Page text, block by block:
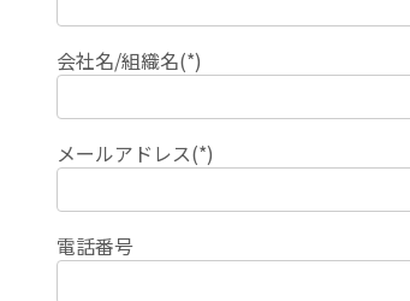
会社名/組織名(*)
メールアドレス(*)
電話番号